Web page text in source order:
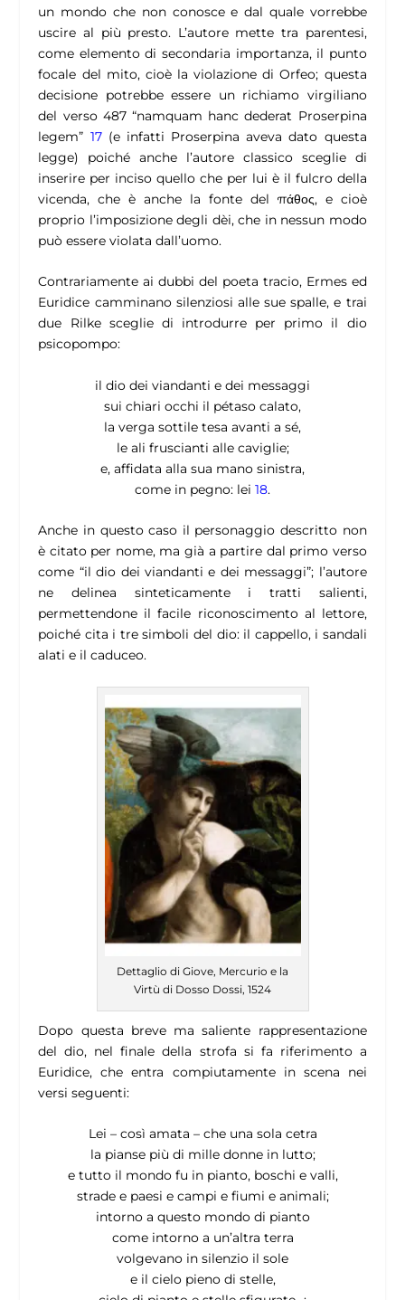
un mondo che non conosce e dal quale vorrebbe
uscire al più presto. L’autore mette tra parentesi,
come elemento di secondaria importanza, il punto
focale del mito, cioè la violazione di Orfeo; questa
decisione potrebbe essere un richiamo virgiliano
del verso 487 “namquam hanc dederat Proserpina
legem” 17(e infatti Proserpina aveva dato questa
legge) poiché anche l’autore classico sceglie di
inserire per inciso quello che per lui è il fulcro della
vicenda, che è anche la fonte del πάθος, e cioè
proprio l’imposizione degli dèi, che in nessun modo
può essere violata dall’uomo.
Contrariamente ai dubbi del poeta tracio, Ermes ed
Euridice camminano silenziosi alle sue spalle, e trai
due Rilke sceglie di introdurre per primo il dio
psicopompo:
il dio dei viandanti e dei messaggi
sui chiari occhi il pétaso calato,
la verga sottile tesa avanti a sé,
le ali fruscianti alle caviglie;
e, affidata alla sua mano sinistra,
come in pegno: lei 18.
Anche in questo caso il personaggio descritto non
è citato per nome, ma già a partire dal primo verso
come “il dio dei viandanti e dei messaggi”; l’autore
ne delinea sinteticamente i tratti salienti,
permettendone il facile riconoscimento al lettore,
poiché cita i tre simboli del dio: il cappello, i sandali
alati e il caduceo.
Dettaglio di Giove, Mercurio e la
Virtù di Dosso Dossi, 1524
Dopo questa breve ma saliente rappresentazione
del dio, nel finale della strofa si fa riferimento a
Euridice, che entra compiutamente in scena nei
versi seguenti:
Lei – così amata – che una sola cetra
la pianse più di mille donne in lutto;
e tutto il mondo fu in pianto, boschi e valli,
strade e paesi e campi e fiumi e animali;
intorno a questo mondo di pianto
come intorno a un’altra terra
volgevano in silenzio il sole
e il cielo pieno di stelle,